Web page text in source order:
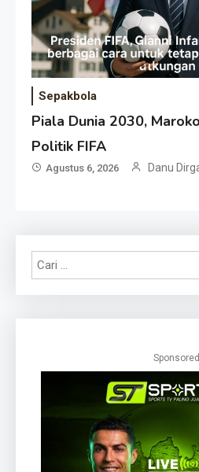
Sepakbola
Piala Dunia 2030,
Politik FIFA
Agustus 6, 2026 Danu
Sponsored